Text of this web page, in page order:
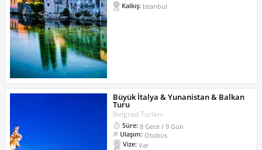
Kalkış: İstanbul
Büyük İtalya & Yunanistan & Balkan
Turu
Belgrad Turları
Süre: 8 Gece / 9 Gün
Ulaşım: Otobüs
Vize: Var